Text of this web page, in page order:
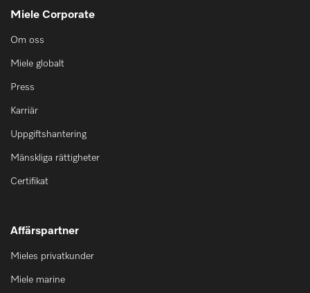
Miele Corporate
Om oss
Miele globalt
Press
Karriär
Uppgiftshantering
Mänskliga rättigheter
Certifikat
Affärspartner
Mieles privatkunder
Miele marine